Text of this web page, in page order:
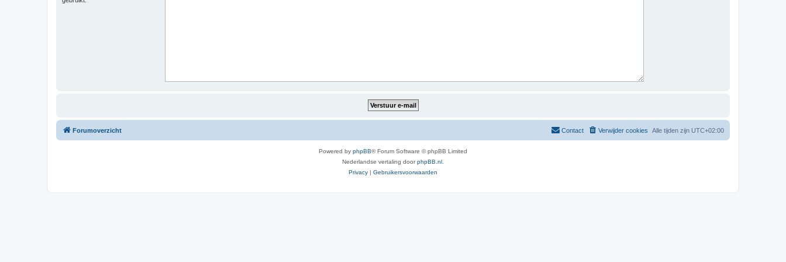
Forumoverzicht Alle tijden zijn UTC+02:00
Verwijder cookies
Contact
Powered by phpBB® Forum Software © phpBB Limited
Nederlandse vertaling doorphpBB.nl
Privacy | Gebruikersvoorwaarden